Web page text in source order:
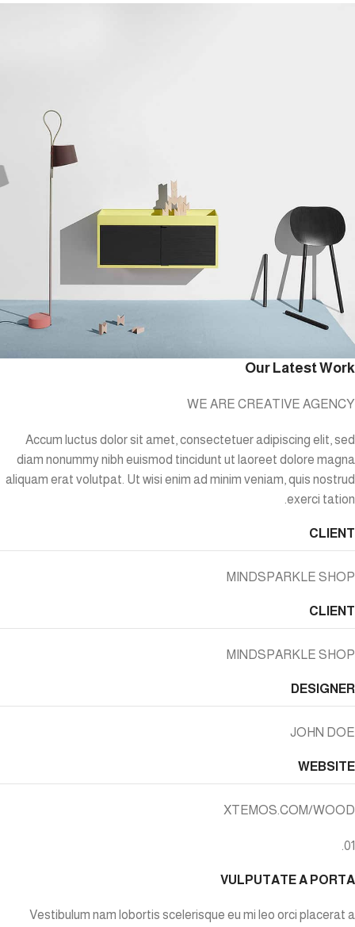
Our Latest Work
WE ARE CREATIVE AGENCY
Accum luctus dolor sit amet, consectetuer adipiscing elit, sed
diam nonummy nibh euismod tincidunt ut laoreet dolore magna
aliquam erat volutpat. Ut wisi enim ad minim veniam, quis nostrud
exerci tation.
CLIENT
MINDSPARKLE SHOP
CLIENT
MINDSPARKLE SHOP
DESIGNER
JOHN DOE
WEBSITE
XTEMOS.COM/WOOD
01.
VULPUTATE A PORTA
Vestibulum nam lobortis scelerisque eu mi leo orci placerat a